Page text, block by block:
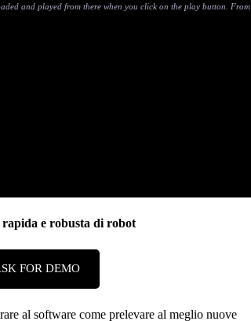
and played from there when you click on the play button. From
e robusta di robot
FOR DEMO
al software come prelevare al meglio nuove